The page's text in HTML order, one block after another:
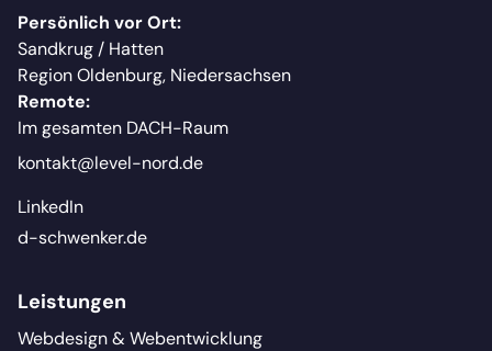
Persönlich vor Ort:
Sandkrug / Hatten
Region Oldenburg, Niedersachsen
Remote:
Im gesamten DACH-Raum
kontakt@level-nord.de
LinkedIn
d-schwenker.de
Leistungen
Webdesign & Webentwicklung